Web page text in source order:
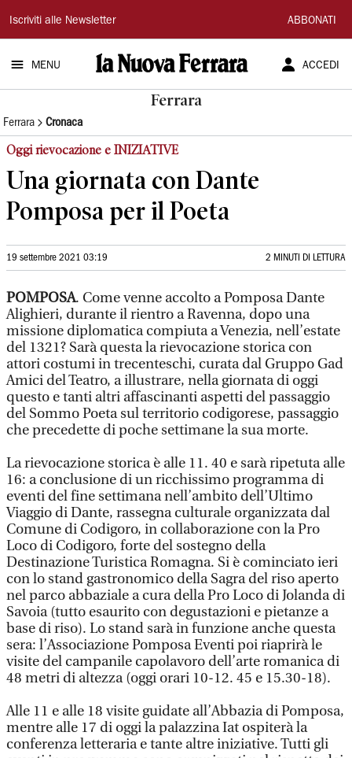
La
Nuova
Ferrara
Iscriviti alle Newsletter ABBONATI
MENU ACCEDI
Ferrara
Ferrara Cronaca
Oggi rievocazione e INIZIATIVE
Una giornata con Dante
Pomposa per il Poeta
19 settembre 2021 03:19 2 MINUTI DI LETTURA
POMPOSA. Come venne accolto a Pomposa Dante
Alighieri, durante il rientro a Ravenna, dopo una
missione diplomatica compiuta a Venezia, nell’estate
del 1321? Sarà questa la rievocazione storica con
attori costumi in trecenteschi, curata dal Gruppo Gad
Amici del Teatro, a illustrare, nella giornata di oggi
questo e tanti altri affascinanti aspetti del passaggio
del Sommo Poeta sul territorio codigorese, passaggio
che precedette di poche settimane la sua morte.
La rievocazione storica è alle 11. 40 e sarà ripetuta alle
16: a conclusione di un ricchissimo programma di
eventi del fine settimana nell’ambito dell’Ultimo
Viaggio di Dante, rassegna culturale organizzata dal
Comune di Codigoro, in collaborazione con la Pro
Loco di Codigoro, forte del sostegno della
Destinazione Turistica Romagna. Si è cominciato ieri
con lo stand gastronomico della Sagra del riso aperto
nel parco abbaziale a cura della Pro Loco di Jolanda di
Savoia (tutto esaurito con degustazioni e pietanze a
base di riso). Lo stand sarà in funzione anche questa
sera: l’Associazione Pomposa Eventi poi riaprirà le
visite del campanile capolavoro dell’arte romanica di
48 metri di altezza (oggi orari 10-12. 45 e 15.30-18).
Alle 11 e alle 18 visite guidate all’Abbazia di Pomposa,
mentre alle 17 di oggi la palazzina Iat ospiterà la
conferenza letteraria e tante altre iniziative. Tutti gli